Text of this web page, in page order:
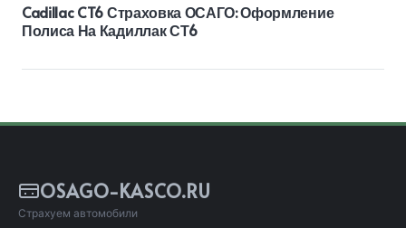
Cadillac CT6 Страховка ОСАГО: Оформление
Полиса На Кадиллак СТ6
OSAGO-KASCO.RU
Страхуем автомобили